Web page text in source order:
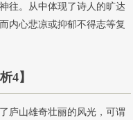
往。从中体现了诗人的旷达
内心悲凉或抑郁不得志等复
4】
庐山雄奇壮丽的风光，可谓